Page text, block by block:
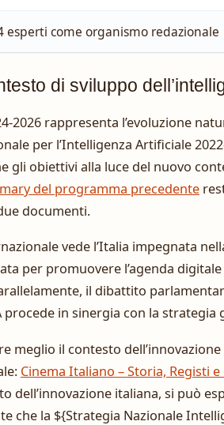
esperti come organismo redazionale
di sviluppo
2026 rappresenta l’evoluzione
per l’Intelligenza Artificiale
gli obiettivi alla luce del nuovo
del programma precedente
documenti.
vede l’Italia impegnata
per promuovere l’agenda
il dibattito
procede in sinergia con la strategia
meglio il contesto
Cinema Italiano – Storia, Registi
dell’innovazione italiana, si può
che la ${Strategia Nazionale